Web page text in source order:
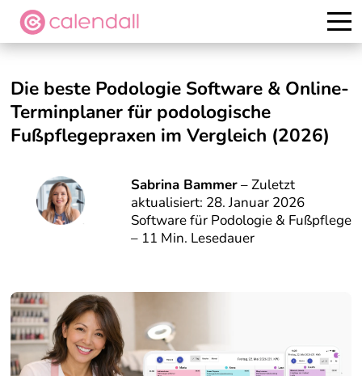
Die beste Podologie Software & Online-
Terminplaner für podologische
Fußpflegepraxen im Vergleich (2026)
Sabrina Bammer– Zuletzt
aktualisiert: 28. Januar 2026
Software für Podologie & Fußpflege
– 11 Min. Lesedauer